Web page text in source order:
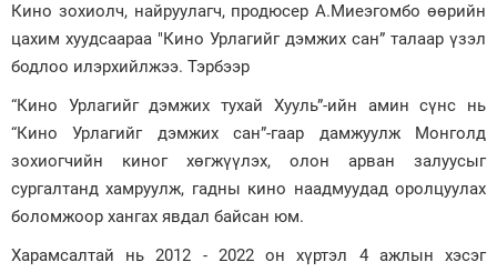
Кино зохиолч, найруулагч, продюсер А.Миеэгомбо өөрийн
цахим хуудсаараа "Кино Урлагийг дэмжих сан” талаар үзэл
бодлоо илэрхийлжээ. Тэрбээр
“Кино Урлагийг дэмжих тухай Хууль”-ийн амин сүнс нь
“Кино Урлагийг дэмжих сан”-гаар дамжуулж Монголд
зохиогчийн киног хөгжүүлэх, олон арван залуусыг
сургалтанд хамруулж, гадны кино наадмуудад оролцуулах
боломжоор хангах явдал байсан юм.
Харамсалтай нь 2012 - 2022 он хүртэл 4 ажлын хэсэг